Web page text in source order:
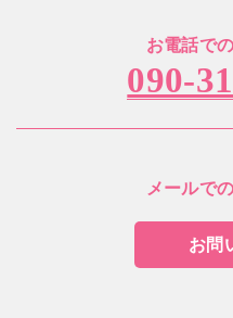
お電話で
090-
メールで
お問